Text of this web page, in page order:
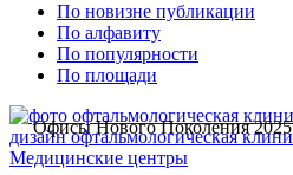
По новизне публикации
По алфавиту
По популярности
По площади
Офисы Нового Поколения 2025
Медицинские центры